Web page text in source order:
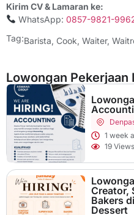
Kirim CV & Lamaran ke:
WhatsApp: 0857-9821-
Tag:Barista, Cook, Waiter,
Lowongan Pekerjaan
1 week
19 Views
Creator,
Bakers
Dessert